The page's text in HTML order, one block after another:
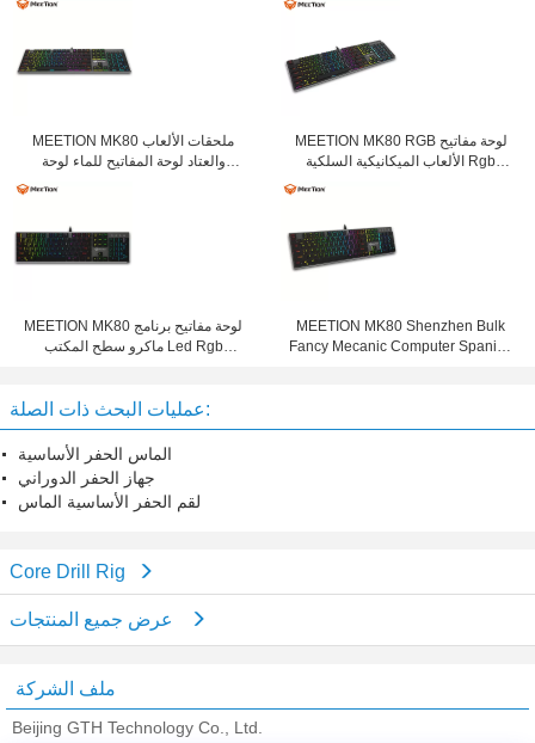
MEETION MK80 ملحقات الألعاب
والعتاد لوحة المفاتيح للماء لوحة
MEETION MK80 RGB لوحة مفاتيح
الألعاب الميكانيكية السلكية Rgb
MEETION MK80 لوحة مفاتيح برنامج
ماكرو سطح المكتب Led Rgb
MEETION MK80 Shenzhen Bulk
Fancy Mecanic Computer Spanish
عمليات البحث ذات الصلة:
الماس الحفر الأساسية
جهاز الحفر الدوراني
لقم الحفر الأساسية الماس
Core Drill Rig
ملف الشركة
Beijing GTH Technology Co., Ltd.